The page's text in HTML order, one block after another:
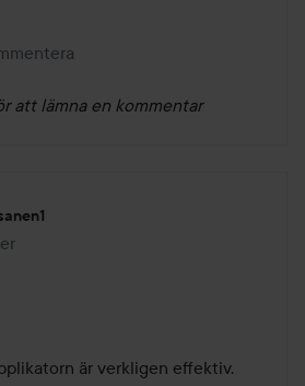
att lämna en kommentar
8 månader
är verkligen effektiv.